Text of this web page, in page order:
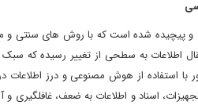
و پیچیده شده است که با روش های سنتی و
اطلاعات به سطحی از تغییر رسیده که
با استفاده از هوش مصنوعی و درز
اسناد و اطلاعات به ضعف، غافلگیری